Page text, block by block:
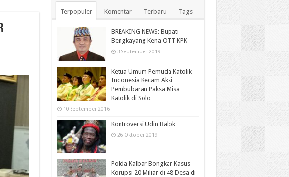
Terpopuler Komentar Terbaru Tags
BREAKING NEWS: Bupati
Bengkayang Kena OTT KPK
3 September 2019
Ketua Umum Pemuda Katolik
Indonesia Kecam Aksi
Pembubaran Paksa Misa
Katolik di Solo
10 September 2016
Kontroversi Udin Balok
26 Oktober 2019
Polda Kalbar Bongkar Kasus
Korupsi 20 Miliar di 48 Desa di